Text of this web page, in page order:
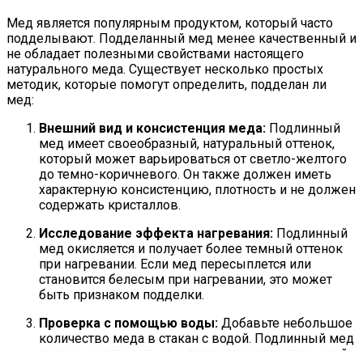
Мед является популярным продуктом, который часто
подделывают. Подделанный мед менее качественный и
не обладает полезными свойствами настоящего
натурального меда. Существует несколько простых
методик, которые помогут определить, подделан ли
мед:
Внешний вид и консистенция меда: Подлинный
мед имеет своеобразный, натуральный оттенок,
который может варьироваться от светло-желтого
до темно-коричневого. Он также должен иметь
характерную консистенцию, плотность и не должен
содержать кристаллов.
Исследование эффекта нагревания: Подлинный
мед окисляется и получает более темный оттенок
при нагревании. Если мед пересыплется или
становится белесым при нагревании, это может
быть признаком подделки.
Проверка с помощью воды: Добавьте небольшое
количество меда в стакан с водой. Подлинный мед